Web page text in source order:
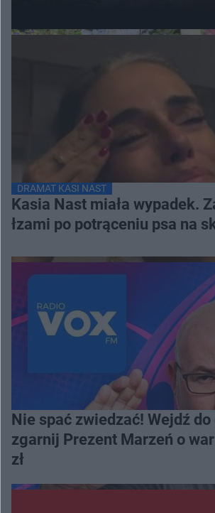
DRAMAT KASI NAST
Kasia Nast miała wypadek.
łzami po potrąceniu psa na
Nie spać zwiedzać! Wejdź do
zgarnij Prezent Marzeń o
zł